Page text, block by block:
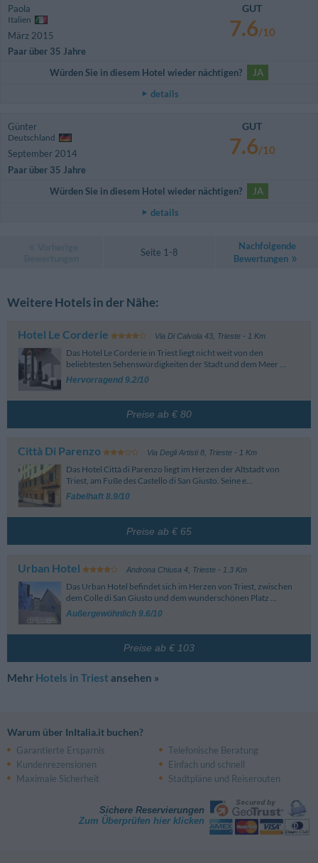
Paola
Italien
März 2015
Paar über 35 Jahre
GUT
7.6/10
Würden Sie in diesem Hotel wieder nächtigen?
JA
details
Günter
Deutschland
September 2014
Paar über 35 Jahre
GUT
7.6/10
Würden Sie in diesem Hotel wieder nächtigen?
JA
details
Seite 1-8
Nachfolgende
Bewertungen
Weitere Hotels in der Nähe:
Hotel Le Corderie Via Di Calvola 43, Trieste- 1 Km
Das Hotel Le Corderie in Triest liegt nicht weit von den
beliebtesten Sehenswürdigkeiten der Stadt und dem Meer ...
Hervorragend 9.2/10
Preise ab € 80
Città Di Parenzo Via Degli Artisti 8, Trieste- 1 Km
Das Hotel Città di Parenzo liegt im Herzen der Altstadt von
Triest, am Fuße des Castello di San Giusto. Seine e...
Fabelhaft 8.9/10
Preise ab € 65
Urban Hotel Androna Chiusa 4, Trieste- 1.3 Km
Das Urban Hotel befindet sich im Herzen von Triest, zwischen
dem Colle di San Giusto und dem wunderschönen Platz ...
Außergewöhnlich 9.6/10
Preise ab € 103
Mehr Hotels in Triest ansehen »
Warum über InItalia.it buchen?
Garantierte Ersparnis
Telefonische Beratung
Kundenrezensionen
Einfach und schnell
Maximale Sicherheit
Stadtpläne und Reiserouten
Sichere Reservierungen
Zum Überprüfen hier klicken